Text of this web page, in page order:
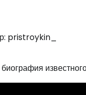
pristroykin_